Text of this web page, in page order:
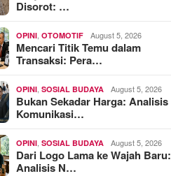
Disorot: …
OPINI ,OTOMOTIF August 5, 2026
Mencari Titik Temu dalam
Transaksi: Pera…
OPINI ,SOSIAL BUDAYA August 5, 2026
Bukan Sekadar Harga: Analisis
Komunikasi…
OPINI ,SOSIAL BUDAYA August 5, 2026
Dari Logo Lama ke Wajah Baru:
Analisis N…